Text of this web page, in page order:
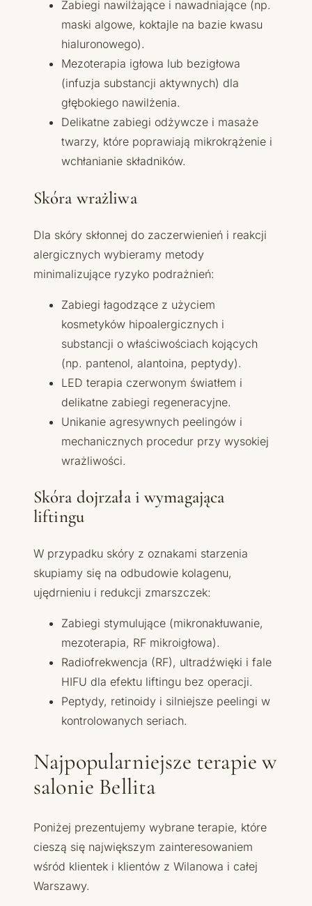
Zabiegi nawilżające i nawadniające (np.
maski algowe, koktajle na bazie kwasu
hialuronowego).
Mezoterapia igłowa lub bezigłowa
(infuzja substancji aktywnych) dla
głębokiego nawilżenia.
Delikatne zabiegi odżywcze i masaże
twarzy, które poprawiają mikrokrążenie i
wchłanianie składników.
Skóra wrażliwa
Dla skóry skłonnej do zaczerwienień i reakcji
alergicznych wybieramy metody
minimalizujące ryzyko podrażnień:
Zabiegi łagodzące z użyciem
kosmetyków hipoalergicznych i
substancji o właściwościach kojących
(np. pantenol, alantoina, peptydy).
LED terapia czerwonym światłem i
delikatne zabiegi regeneracyjne.
Unikanie agresywnych peelingów i
mechanicznych procedur przy wysokiej
wrażliwości.
Skóra dojrzała i wymagająca
liftingu
W przypadku skóry z oznakami starzenia
skupiamy się na odbudowie kolagenu,
ujędrnieniu i redukcji zmarszczek:
Zabiegi stymulujące (mikronakłuwanie,
mezoterapia, RF mikroigłowa).
Radiofrekwencja (RF), ultradźwięki i fale
HIFU dla efektu liftingu bez operacji.
Peptydy, retinoidy i silniejsze peelingi w
kontrolowanych seriach.
Najpopularniejsze terapie w
salonie Bellita
Poniżej prezentujemy wybrane terapie, które
cieszą się największym zainteresowaniem
wśród klientek i klientów z Wilanowa i całej
Warszawy.